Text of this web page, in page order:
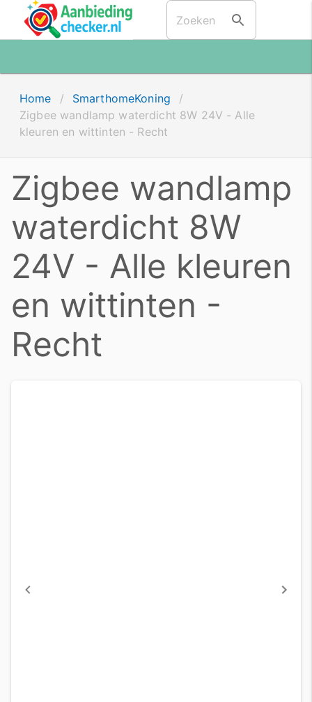
Home / SmarthomeKoning
/
Zigbee wandlamp waterdicht 8W 24V - Alle
kleuren en wittinten - Recht
Zigbee wandlamp
waterdicht 8W
24V - Alle kleuren
en wittinten -
Recht